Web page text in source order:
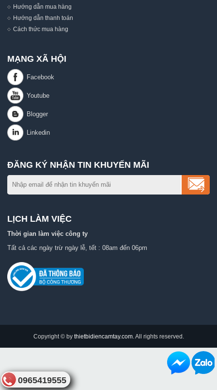
Hướng dẫn mua hàng
Hướng dẫn thanh toán
Cách thức mua hàng
MẠNG XÃ HỘI
ĐĂNG KÝ NHẬN TIN KHUYẾN MÃI
LỊCH LÀM VIỆC
Thời gian làm việc công ty
Tất cả các ngày trừ ngày lễ, tết : 08am đến 06pm
Copyright © by thietbidiencamtay.com. All rights reserved.
0965419555